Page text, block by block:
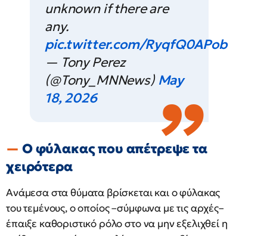
unknown if there are
any.
pic.twitter.com/RyqfQ0APob
— Tony Perez
(@Tony_MNNews) May
18, 2026
Ο φύλακας που απέτρεψε τα
χειρότερα
Ανάμεσα στα θύματα βρίσκεται και ο φύλακας
του τεμένους, ο οποίος –σύμφωνα με τις αρχές–
έπαιξε καθοριστικό ρόλο στο να μην εξελιχθεί η